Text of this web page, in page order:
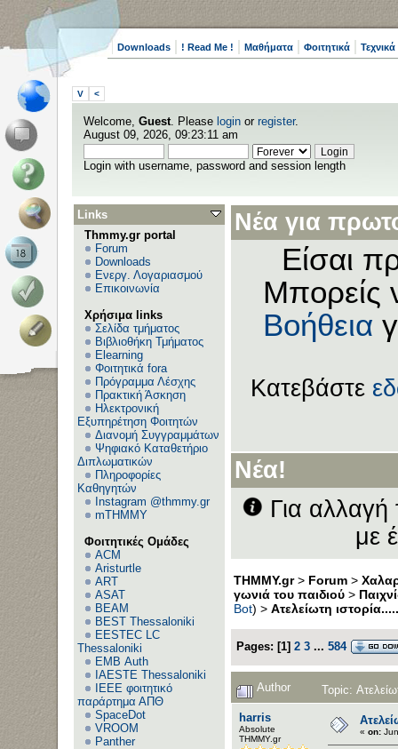
Downloads ! Read Me ! Μαθήματα Φοιτητικά
V <
Welcome, Guest. Please login or register.
August 09, 2026, 09:23:11 am
Login with username, password and session length
Links
Thmmy.gr portal
Forum
Downloads
Ενεργ. Λογαριασμού
Επικοινωνία
Χρήσιμα links
Σελίδα τμήματος
Βιβλιοθήκη Τμήματος
Elearning
Φοιτητικά fora
Πρόγραμμα Λέσχης
Πρακτική Άσκηση
Ηλεκτρονική
Εξυπηρέτηση Φοιτητών
Διανομή Συγγραμμάτων
Ψηφιακό Καταθετήριο
Διπλωματικών
Πληροφορίες
Καθηγητών
Instagram @thmmy.gr
mTHMMY
Φοιτητικές Ομάδες
ACM
Aristurtle
ART
ASAT
BEAM
BEST Thessaloniki
EESTEC LC
Thessaloniki
EΜΒ Auth
IAESTE Thessaloniki
IEEE φοιτητικό
παράρτημα ΑΠΘ
SpaceDot
VROOM
Panther
Νέα για
Είσαι
Μπορείς
Βοήθεια
Κατεβάστε
Νέα!
Για
με
THMMY.gr> Forum >
γωνιά του παιδιού >
Bot) > Ατελείωτη
Pages: [1] 2 3 ... 584
Author Topic:
harris
Αbsolute
ΤΗΜΜΥ.gr
« on: